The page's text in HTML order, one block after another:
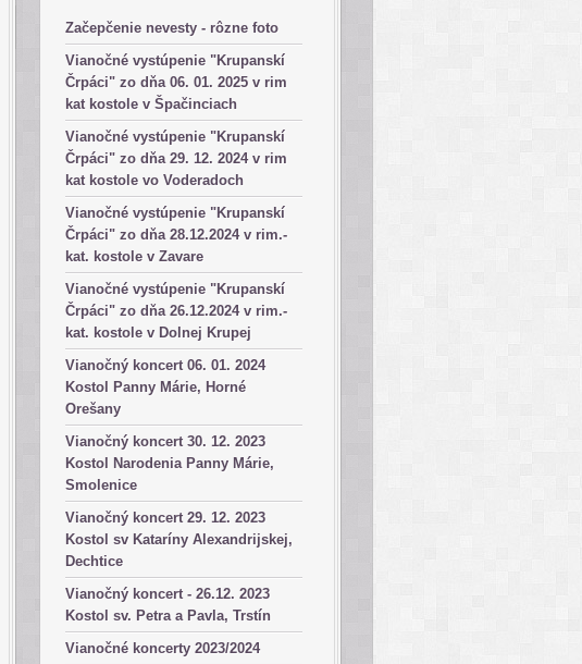
Začepčenie nevesty - rôzne foto
Vianočné vystúpenie "Krupanskí
Črpáci" zo dňa 06. 01. 2025 v rim
kat kostole v Špačinciach
Vianočné vystúpenie "Krupanskí
Črpáci" zo dňa 29. 12. 2024 v rim
kat kostole vo Voderadoch
Vianočné vystúpenie "Krupanskí
Črpáci" zo dňa 28.12.2024 v rim.-
kat. kostole v Zavare
Vianočné vystúpenie "Krupanskí
Črpáci" zo dňa 26.12.2024 v rim.-
kat. kostole v Dolnej Krupej
Vianočný koncert 06. 01. 2024
Kostol Panny Márie, Horné
Orešany
Vianočný koncert 30. 12. 2023
Kostol Narodenia Panny Márie,
Smolenice
Vianočný koncert 29. 12. 2023
Kostol sv Kataríny Alexandrijskej,
Dechtice
Vianočný koncert - 26.12. 2023
Kostol sv. Petra a Pavla, Trstín
Vianočné koncerty 2023/2024